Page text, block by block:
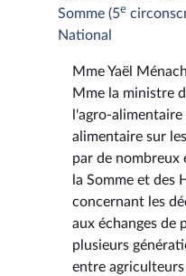
Somme (5e
National
Mme Yaël
Mme la ministre
l'agro-
alimentaire sur
par de nombreux
la Somme et des
concernant les
aux échanges de
plusieurs
entre